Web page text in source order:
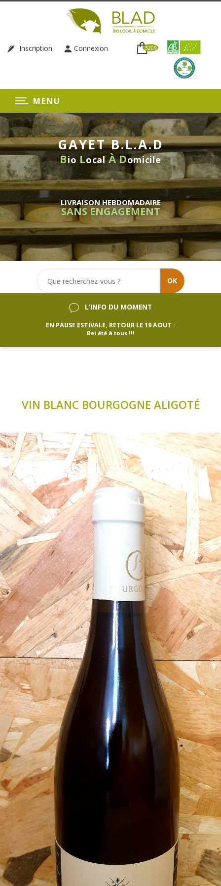
Inscription Connexion 3209
MENU
GAYET B.L.A.D
Bio LocalÀDomicile
LIVRAISON HEBDOMADAIRE
SANS ENGAGEMENT
OK
L’INFO DU MOMENT
EN PAUSE ESTIVALE, RETOUR LE 19 AOUT :
Bel été à tous !!!
VIN BLANC BOURGOGNE ALIGOTÉ